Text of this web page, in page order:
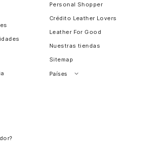
Personal Shopper
Crédito Leather Lovers
Leather For Good
Nuestras tiendas
Sitemap
Países